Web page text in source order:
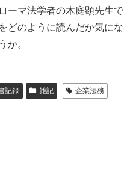
ーマ法学者の木庭顕先生で
どのように読んだか気にな
か。
記録 雑記
企業法務